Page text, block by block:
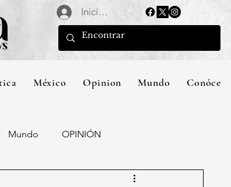
Iniciar sesión
México Opinion Mundo Conócenos
Mundo OPINIÓN